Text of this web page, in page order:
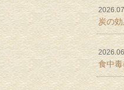
炭の効
食中